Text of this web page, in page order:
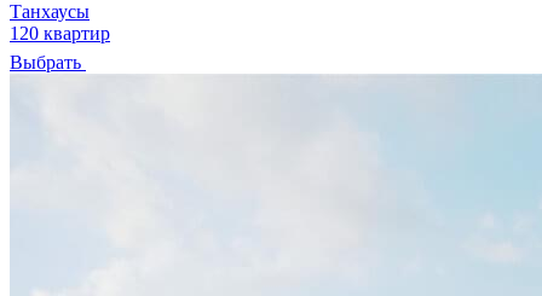
Танхаусы
120 квартир
Выбрать